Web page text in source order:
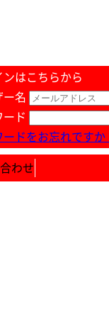
ンはこちらから
ー名
ード
ードをお忘れですか
わせ